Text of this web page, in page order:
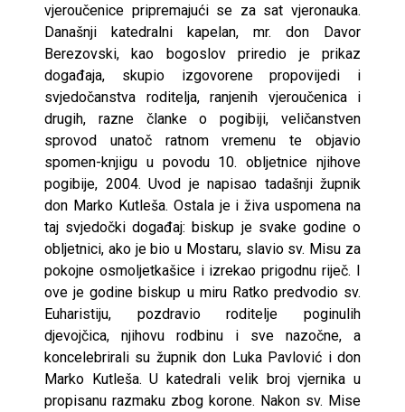
vjeroučenice pripremajući se za sat vjeronauka.
Današnji katedralni kapelan, mr. don Davor
Berezovski, kao bogoslov priredio je prikaz
događaja, skupio izgovorene propovijedi i
svjedočanstva roditelja, ranjenih vjeroučenica i
drugih, razne članke o pogibiji, veličanstven
sprovod unatoč ratnom vremenu te objavio
spomen-knjigu u povodu 10. obljetnice njihove
pogibije, 2004. Uvod je napisao tadašnji župnik
don Marko Kutleša. Ostala je i živa uspomena na
taj svjedočki događaj: biskup je svake godine o
obljetnici, ako je bio u Mostaru, slavio sv. Misu za
pokojne osmoljetkašice i izrekao prigodnu riječ. I
ove je godine biskup u miru Ratko predvodio sv.
Euharistiju, pozdravio roditelje poginulih
djevojčica, njihovu rodbinu i sve nazočne, a
koncelebrirali su župnik don Luka Pavlović i don
Marko Kutleša. U katedrali velik broj vjernika u
propisanu razmaku zbog korone. Nakon sv. Mise